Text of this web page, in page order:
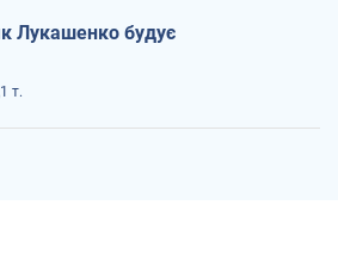
Лукашенко будує
т.